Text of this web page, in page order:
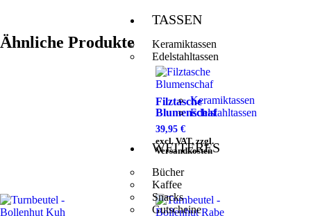
TASSEN
Keramiktassen
Edelstahltassen
Keramiktassen
Edelstahltassen
WEITERES
Bücher
Kaffee
Snacks
Gutscheine
Ähnliche Produkte
Filztasche
Blumenschaf
39,95 €
excl. VAT, zzgl.
Versandkosten